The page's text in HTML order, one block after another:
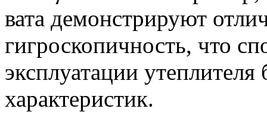
вата демонстрируют
гигроскопичность, что
эксплуатации
характеристик.